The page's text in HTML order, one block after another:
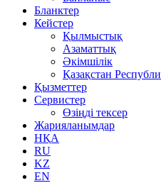
Бланктер
Кейстер
Қылмыстық
Азаматтық
Әкімшілік
Қазақстан
Қызметтер
Сервистер
Өзіңді тексер
Жарияланымдар
НҚА
RU
KZ
EN